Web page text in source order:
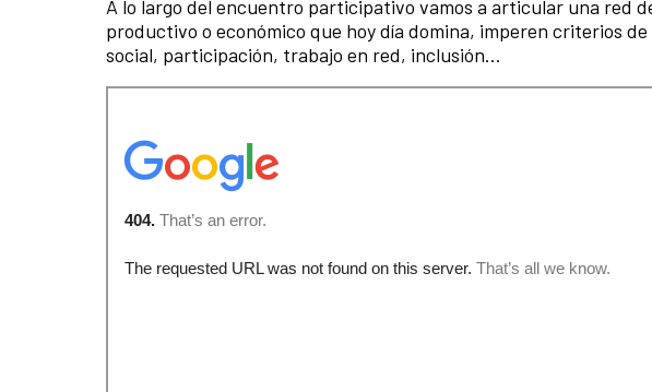
A lo largo del encuentro participativo vamos a articular una red
productivo o económico que hoy día domina, imperen criterios
social, participación, trabajo en red, inclusión...